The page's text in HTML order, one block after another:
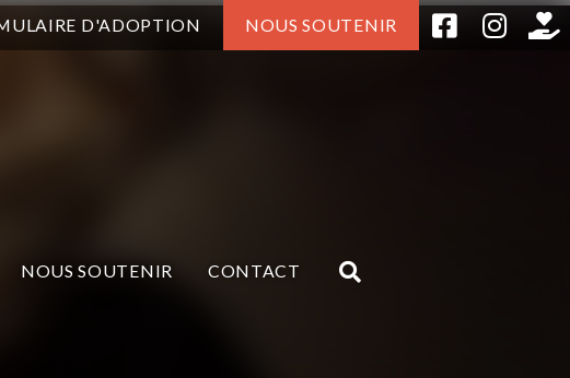
D'ADOPTION NOUS SOUTENIR
NOUS SOUTENIR CONTACT